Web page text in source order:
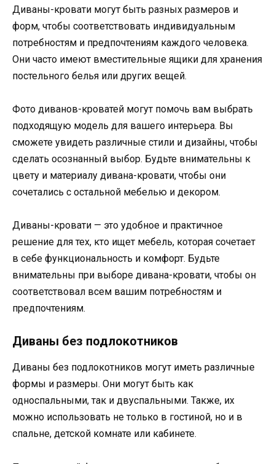
Диваны-кровати могут быть разных размеров и
форм, чтобы соответствовать индивидуальным
потребностям и предпочтениям каждого человека.
Они часто имеют вместительные ящики для хранения
постельного белья или других вещей.
Фото диванов-кроватей могут помочь вам выбрать
подходящую модель для вашего интерьера. Вы
сможете увидеть различные стили и дизайны, чтобы
сделать осознанный выбор. Будьте внимательны к
цвету и материалу дивана-кровати, чтобы они
сочетались с остальной мебелью и декором.
Диваны-кровати — это удобное и практичное
решение для тех, кто ищет мебель, которая сочетает
в себе функциональность и комфорт. Будьте
внимательны при выборе дивана-кровати, чтобы он
соответствовал всем вашим потребностям и
предпочтениям.
Диваны без подлокотников
Диваны без подлокотников могут иметь различные
формы и размеры. Они могут быть как
односпальными, так и двуспальными. Также, их
можно использовать не только в гостиной, но и в
спальне, детской комнате или кабинете.